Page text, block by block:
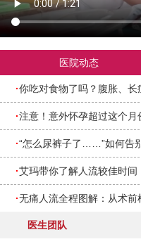
医院动态
·你吃对食物了吗？腹胀、长
·注意！意外怀孕超过这个月
·“怎么尿裤子了……”如何告
·艾玛带你了解人流较佳时间
·无痛人流全程图解：从术前
产后盆底功能出现问题，你
医生团队